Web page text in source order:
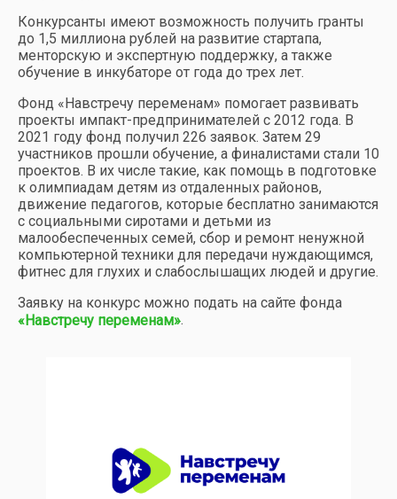
Конкурсанты имеют возможность получить гранты
до 1,5 миллиона рублей на развитие стартапа,
менторскую и экспертную поддержку, а также
обучение в инкубаторе от года до трех лет.
Фонд «Навстречу переменам» помогает развивать
проекты импакт-предпринимателей с 2012 года. В
2021 году фонд получил 226 заявок. Затем 29
участников прошли обучение, а финалистами стали 10
проектов. В их числе такие, как помощь в подготовке
к олимпиадам детям из отдаленных районов,
движение педагогов, которые бесплатно занимаются
с социальными сиротами и детьми из
малообеспеченных семей, сбор и ремонт ненужной
компьютерной техники для передачи нуждающимся,
фитнес для глухих и слабослышащих людей и другие.
Заявку на конкурс можно подать на сайте фонда
«Навстречу переменам».